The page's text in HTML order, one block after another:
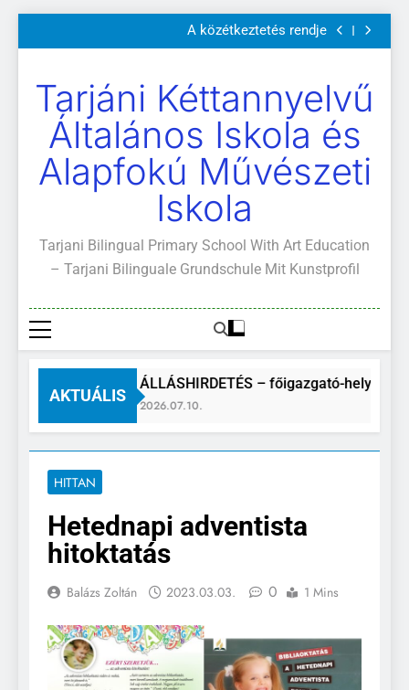
a
Szülői értekezletek 2026. május 04-14.
A közétkeztetés rendje
Kötelező és ajánlott olvasmányok
Szülői értekezletek 2026. május 04-14.
A közétkeztetés rendje
Kötelező és ajánlott olvasmányok
A Mi Világunk!
Tarjáni Kéttannyelvű
Általános Iskola és
Alapfokú Művészeti
Iskola
Tarjani Bilingual Primary School With Art Education
– Tarjani Bilinguale Grundschule Mit Kunstprofil
AKTUÁLIS
ÁLLÁSHIRDETÉS – főigazgató-helyettes
2026.07.10.
HITTAN
Hetednapi adventista
hitoktatás
Balázs Zoltán 2023.03.03. 0 1 Mins